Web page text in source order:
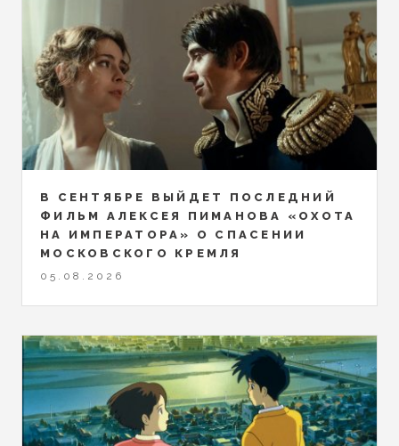
В СЕНТЯБРЕ ВЫЙДЕТ ПОСЛЕДНИЙ
ФИЛЬМ АЛЕКСЕЯ ПИМАНОВА «ОХОТА
НА ИМПЕРАТОРА» О СПАСЕНИИ
МОСКОВСКОГО КРЕМЛЯ
05.08.2026